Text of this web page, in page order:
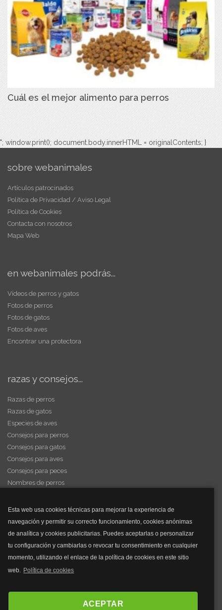
Esta web usa cookies técnicas para mejorar la experiencia de
navegación y permitir su correcto funcionamiento, cookies anónimas
de analítica y cookies publicitarias. Puedes aceptarlas o personalizar
tu configuración y cambiarlas o revocar tu consentimiento en cualquier
momento, utilizando el enlace de la política de cookies en este sitio
web. Política de cookies
ACEPTAR
Cuál es el mejor alimento para perros
"; window.print(); document.body.innerHTML = originalContents; }
sobre webanimales
Artículos patrocinados
Política de Privacidad / Aviso Legal
Política de Cookies
Contacta con nosotros
Mapa Web
en webanimales podrás...
Vídeos de perros y gatos
Fotos de perros
Fotos de gatos
Fotos de aves
Encontrar una protectora
razas y consejos...
Razas de perros
Razas de gatos
Especies de aves
Consejos para perros
Consejos para gatos
Consejos para aves
Consejos para peces
Nombres de perros
y mucho más...